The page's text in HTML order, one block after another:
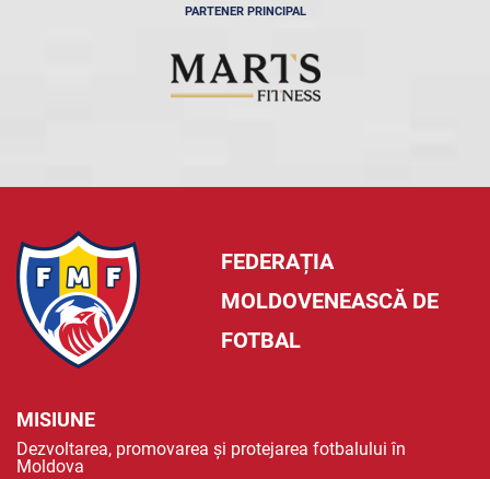
PARTENER PRINCIPAL
FEDERAȚIA
MOLDOVENEASCĂ DE
FOTBAL
MISIUNE
Dezvoltarea, promovarea și protejarea fotbalului în
Moldova